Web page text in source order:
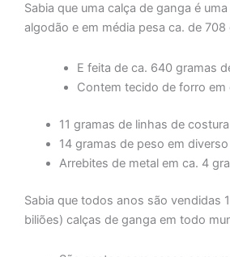
Sabia que uma calça de ganga é
algodão e em média pesa ca. de 708
E feita de ca. 640 gramas
Contem tecido de forro em
11 gramas de linhas de costura
14 gramas de peso em
Arrebites de metal em ca. 4
Sabia que todos anos são vendidas
biliões) calças de ganga em todo